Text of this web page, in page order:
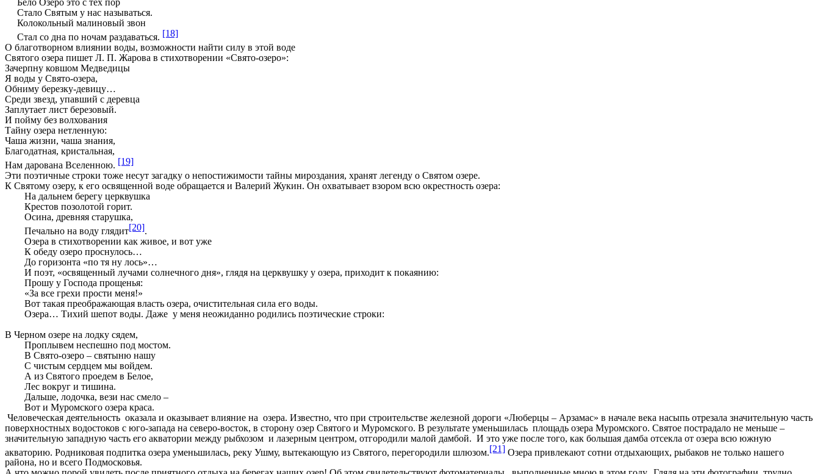
Стало Святым у нас называться.
Колокольный малиновый звон
Стал со дна по ночам раздаваться. [18]
О благотворном влиянии воды, возможности найти силу в этой воде
Святого озера пишет Л. П. Жарова в стихотворении «Свято-озеро»:
Зачерпну ковшом Медведицы
Я воды у Свято-озера,
Обниму березку-девицу…
Среди звезд, упавший с деревца
Заплутает лист березовый.
И пойму без волхования
Тайну озера нетленную:
Чаша жизни, чаша знания,
Благодатная, кристальная,
Нам дарована Вселенною. [19]
Эти поэтичные строки тоже несут загадку о непостижимости тайны мироздания, хранят легенду о Святом озере.
К Святому озеру, к его освященной воде обращается и Валерий Жукин. Он охватывает взором всю окрестность озера:
На дальнем берегу церквушка
Крестов позолотой горит.
Осина, древняя старушка,
Печально на воду глядит[20].
Озера в стихотворении как живое, и вот уже
К обеду озеро проснулось…
До горизонта «по тя ну лось»…
И поэт, «освященный лучами солнечного дня», глядя на церквушку у озера, приходит к покаянию:
Прошу у Господа прощенья:
«За все грехи прости меня!»
Вот такая преображающая власть озера, очистительная сила его воды.
Озера… Тихий шепот воды. Даже у меня неожиданно родились поэтические строки:
В Черном озере на лодку сядем,
Проплывем неспешно под мостом.
В Свято-озеро – святыню нашу
С чистым сердцем мы войдем.
А из Святого проедем в Белое,
Лес вокруг и тишина.
Дальше, лодочка, вези нас смело –
Вот и Муромского озера краса.
Человеческая деятельность оказала и оказывает влияние на озера. Известно, что при строительстве железной дороги «Люберцы – Арзамас» в начале века насыпь отрезала значительную часть
поверхностных водостоков с юго-запада на северо-восток, в сторону озер Святого и Муромского. В результате уменьшилась площадь озера Муромского. Святое пострадало не меньше –
значительную западную часть его акватории между рыбхозом и лазерным центром, отгородили малой дамбой. И это уже после того, как большая дамба отсекла от озера всю южную
акваторию. Родниковая подпитка озера уменьшилась, реку Ушму, вытекающую из Святого, перегородили шлюзом. [21] Озера привлекают сотни отдыхающих, рыбаков не только нашего
района, но и всего Подмосковья.